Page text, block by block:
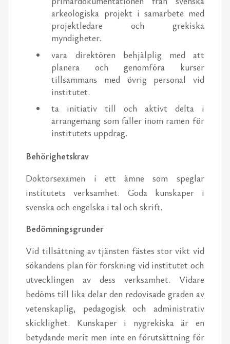
arkeologiska projekt i samarbete med
projektledare och grekiska
myndigheter.
vara direktören behjälplig med att
planera och genomföra kurser
tillsammans med övrig personal vid
institutet.
ta initiativ till och aktivt delta i
arrangemang som faller inom ramen för
institutets uppdrag.
Behörighetskrav
Doktorsexamen i ett ämne som speglar
institutets verksamhet. Goda kunskaper i
svenska och engelska i tal och skrift.
Bedömningsgrunder
Vid tillsättning av tjänsten fästes stor vikt vid
sökandens plan för forskning vid institutet och
utvecklingen av dess verksamhet. Vidare
bedöms till lika delar den redovisade graden av
vetenskaplig, pedagogisk och administrativ
skicklighet. Kunskaper i nygrekiska är en
betydande merit men inte en förutsättning för